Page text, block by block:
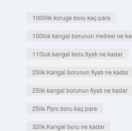
1000lik koruge boru kaç para
100lük kangal borunun metresi ne
110luk kangal boru fiyatı ne kadar
20lik Kangal borunun fiyatı ne kadar
25lik kangal borunun fiyatı ne kadar
25lik Pprc boru kaç para
32lik Kangal boru ne kadar